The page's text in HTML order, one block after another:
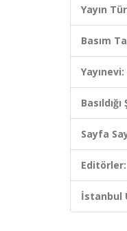
Yayın
Basım
Yayınevi:
Sayfa
Editörler:
İstanbul